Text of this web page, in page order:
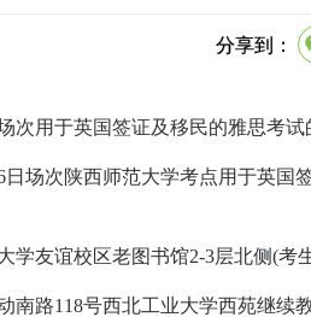
分享到：
次用于英国签证及移民的雅思考
场次陕西师范大学考点用于英国
友谊校区老图书馆2-3层北侧(考
路118号西北工业大学西苑继续